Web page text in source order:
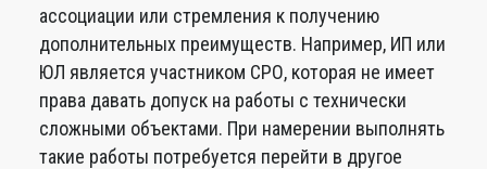
ассоциации или стремления к получению
дополнительных преимуществ. Например, ИП или
ЮЛ является участником СРО, которая не имеет
права давать допуск на работы с технически
сложными объектами. При намерении выполнять
такие работы потребуется перейти в другое